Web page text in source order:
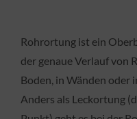
Rohrortung ist ein
der genaue Verlauf von
Boden, in Wänden oder
Anders als Leckortung